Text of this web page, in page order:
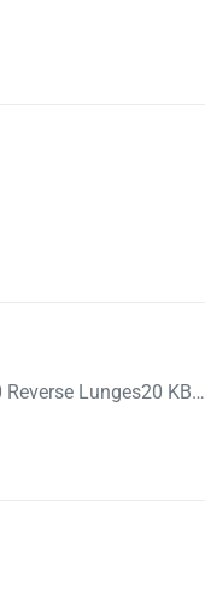
Lunges20 KB…